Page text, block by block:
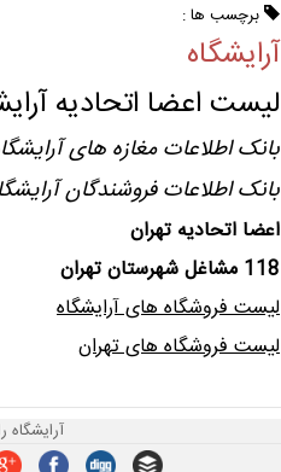
برچسب ها :
آرایشگاه
لیست اعضا اتحادیه
بانک اطلاعات مغازه های
بانک اطلاعات فروشندگان
اعضا اتحادیه تهران
118 مشاغل شهرستان تهران
لیست فروشگاه های آرایشگاه
لیست فروشگاه های تهران
آرایشگاه